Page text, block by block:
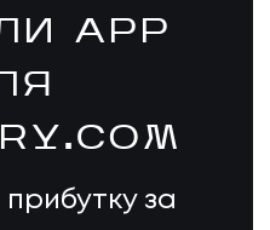
APP
прибутку за